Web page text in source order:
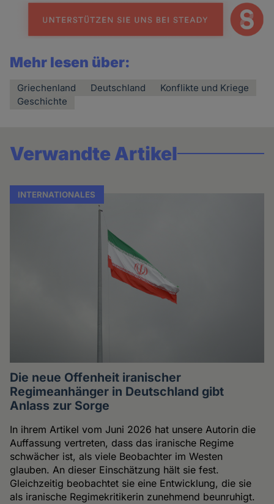
Mehr lesen über:
Griechenland Deutschland
Konflikte und Kriege
Geschichte
Verwandte Artikel
INTERNATIONALES
Die neue Offenheit iranischer
Regimeanhänger in Deutschland gibt
Anlass zur Sorge
In ihrem Artikel vom Juni 2026 hat unsere Autorin die
Auffassung vertreten, dass das iranische Regime
schwächer ist, als viele Beobachter im Westen
glauben. An dieser Einschätzung hält sie fest.
Gleichzeitig beobachtet sie eine Entwicklung, die sie
als iranische Regimekritikerin zunehmend beunruhigt.